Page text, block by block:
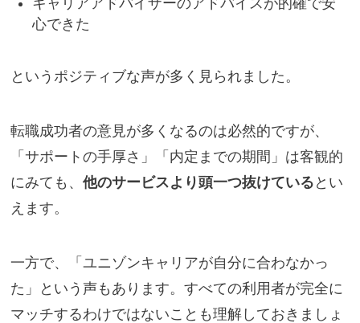
キャリアアドバイザーのアドバイスが的確で安
心できた
というポジティブな声が多く見られました。
転職成功者の意見が多くなるのは必然的ですが、
「サポートの手厚さ」「内定までの期間」は客観的
にみても、他のサービスより頭一つ抜けている とい
えます。
一方で、「ユニゾンキャリアが自分に合わなかっ
た」という声もあります。すべての利用者が完全に
マッチするわけではないことも理解しておきましょ